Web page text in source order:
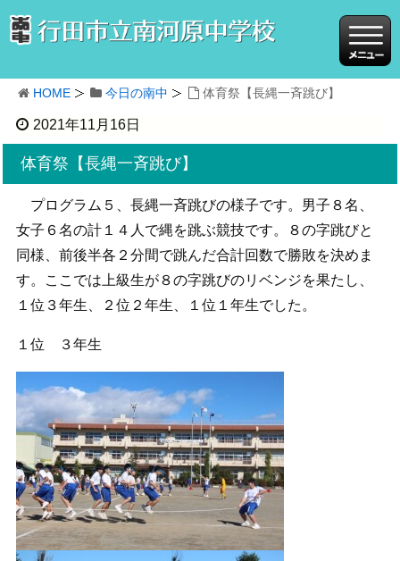
HOME 今日の南中 体育祭【長縄一斉跳び】
2021年11月16日
体育祭【長縄一斉跳び】
プログラム５、長縄一斉跳びの様子です。男子８名、
女子６名の計１４人で縄を跳ぶ競技です。８の字跳びと
同様、前後半各２分間で跳んだ合計回数で勝敗を決めま
す。ここでは上級生が８の字跳びのリベンジを果たし、
１位３年生、２位２年生、１位１年生でした。
１位 ３年生